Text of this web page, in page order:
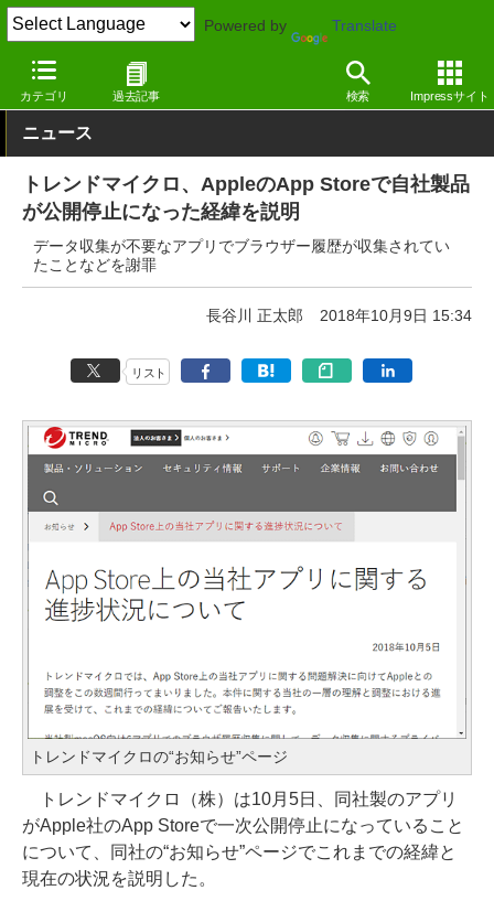
Powered by Translate
カテゴリ 過去記事 検索 Impressサイト
窓の杜 セキュリティ
ニュース
トレンドマイクロ、AppleのApp Storeで自社製品
が公開停止になった経緯を説明
データ収集が不要なアプリでブラウザー履歴が収集されてい
たことなどを謝罪
長谷川 正太郎 2018年10月9日 15:34
リスト
トレンドマイクロの“お知らせ”ページ
トレンドマイクロ（株）は10月5日、同社製のアプリ
がApple社のApp Storeで一次公開停止になっていること
について、同社の“お知らせ”ページでこれまでの経緯と
現在の状況を説明した。